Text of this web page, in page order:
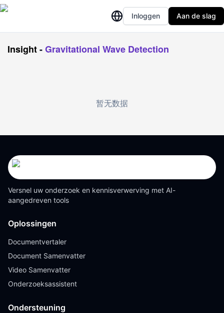
Inloggen Aan de slag
Insight-Gravitational Wave Detection
暂无数据
Versnel uw onderzoek en kennisverwerving met AI-
aangedreven tools
Oplossingen
Documentvertaler
Document Samenvatter
Video Samenvatter
Onderzoeksassistent
Ondersteuning